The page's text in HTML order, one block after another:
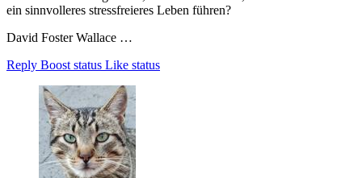
ein sinnvolleres stressfreieres Leben führen?
David Foster Wallace …
Reply Boost status Like status